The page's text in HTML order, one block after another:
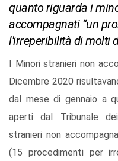
quanto riguarda i
accompagnati “un
l'irreperibilità di molti
I Minori stranieri non
Dicembre 2020
dal mese di gennaio a
aperti dal Tribunale
stranieri non
(15 procedimenti per